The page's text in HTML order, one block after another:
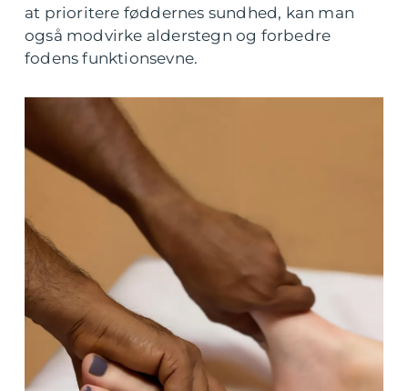
at prioritere føddernes sundhed, kan man
også modvirke alderstegn og forbedre
fodens funktionsevne.